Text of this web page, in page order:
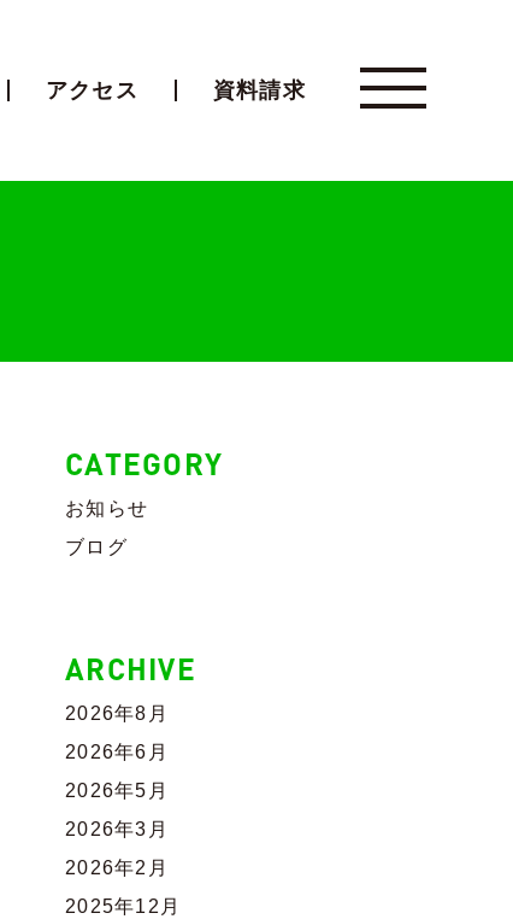
アクセス 資料請求
CATEGORY
お知らせ
ブログ
ARCHIVE
2026年8月
2026年6月
2026年5月
2026年3月
2026年2月
2025年12月